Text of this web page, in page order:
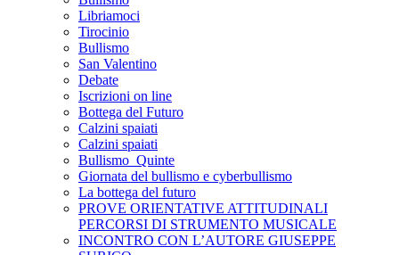
Libriamoci
Tirocinio
Bullismo
San Valentino
Debate
Iscrizioni on line
Bottega del Futuro
Calzini spaiati
Calzini spaiati
Bullismo_Quinte
Giornata del bullismo e cyberbullismo
La bottega del futuro
PROVE ORIENTATIVE ATTITUDINALI
PERCORSI DI STRUMENTO MUSICALE
INCONTRO CON L’AUTORE GIUSEPPE